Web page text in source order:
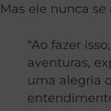
Mas ele nunca se
“Ao fazer
aventuras,
uma alegria